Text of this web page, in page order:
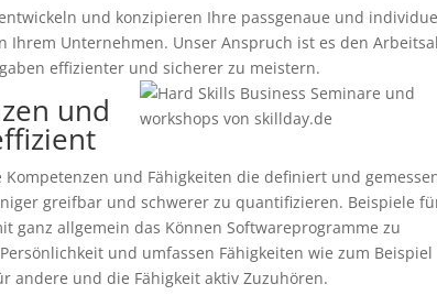
und konzipieren Ihre passgenaue und
Ihrem Unternehmen. Unser Anspruch ist es den
effizienter und sicherer zu meistern.
und
Kompetenzen und Fähigkeiten die definiert und
greifbar und schwerer zu quantifizieren. Beispiele
ganz allgemein das Können Softwareprogramme zu
und umfassen Fähigkeiten wie zum Beispiel
andere und die Fähigkeit aktiv Zuzuhören.